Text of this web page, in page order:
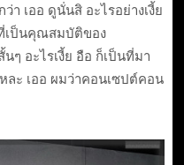
ว่า เออ ดูนั่นสิ อะไรอย่างเงี้ย
เป็นคุณสมบัติของ
อะไรเงี้ย อือ ก็เป็นที่มา
ละ เออ ผมว่าคอนเซปต์คอน